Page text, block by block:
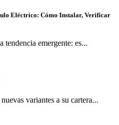
Eléctrico: Cómo Instalar, Verificar
emergente: es...
variantes a su cartera...